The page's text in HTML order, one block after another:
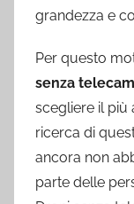
grandezza e
Per questo
senza
scegliere il più
ricerca di
ancora non
parte delle